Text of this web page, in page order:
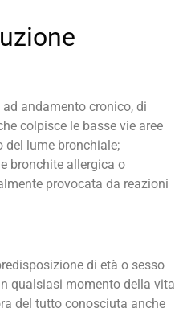
andamento cronico, di
colpisce le basse vie aree
lume bronchiale;
bronchite allergica o
provocata da reazioni
di età o sesso
qualsiasi momento della vita
del tutto conosciuta anche